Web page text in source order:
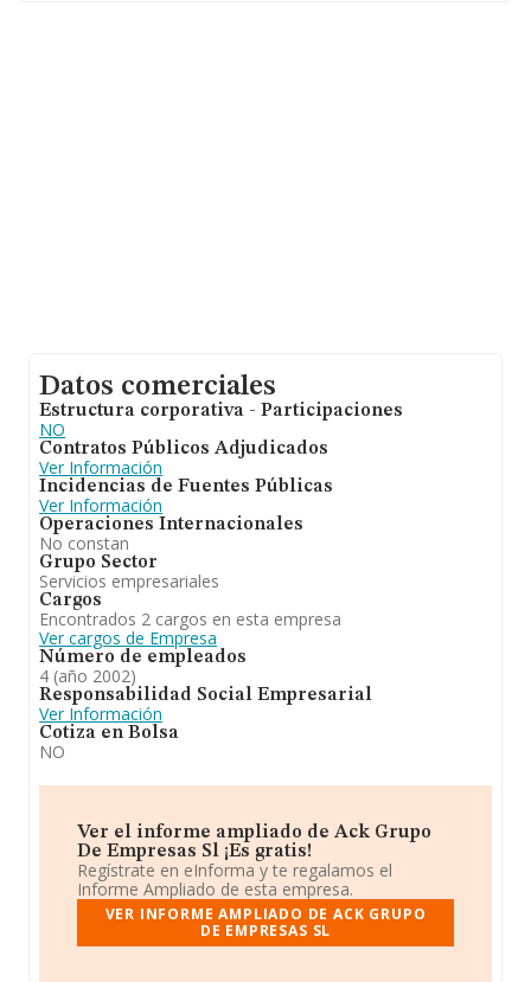
Datos comerciales
Estructura corporativa - Participaciones
NO
Contratos Públicos Adjudicados
Ver Información
Incidencias de Fuentes Públicas
Ver Información
Operaciones Internacionales
No constan
Grupo Sector
Servicios empresariales
Cargos
Encontrados 2 cargos en esta empresa
Ver cargos de Empresa
Número de empleados
4 (año 2002)
Responsabilidad Social Empresarial
Ver Información
Cotiza en Bolsa
NO
Ver el informe ampliado de Ack Grupo
De Empresas Sl ¡Es gratis!
Regístrate en eInforma y te regalamos el
Informe Ampliado de esta empresa.
VER INFORME AMPLIADO DE ACK GRUPO
DE EMPRESAS SL